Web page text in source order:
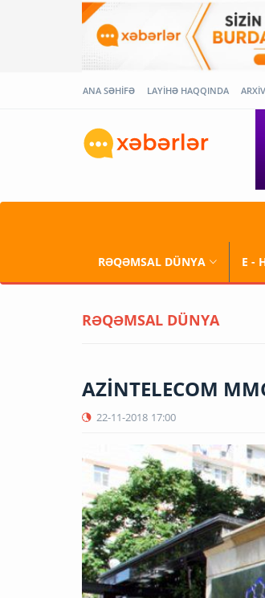
ANA SƏHİFƏ LAYİHƏ HAQQINDA ARXİV
RƏQƏMSAL DÜNYA E -
RƏQƏMSAL DÜNYA
AZİNTELECOM
22-11-2018 17:00